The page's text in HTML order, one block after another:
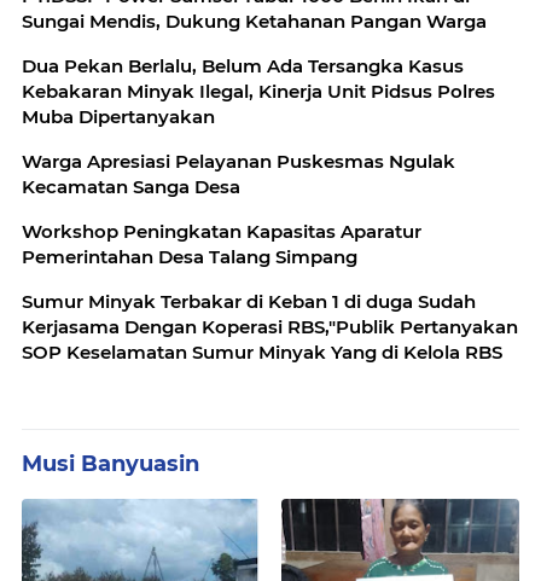
Sungai Mendis, Dukung Ketahanan Pangan Warga
Dua Pekan Berlalu, Belum Ada Tersangka Kasus
Kebakaran Minyak Ilegal, Kinerja Unit Pidsus Polres
Muba Dipertanyakan
Warga Apresiasi Pelayanan Puskesmas Ngulak
Kecamatan Sanga Desa
Workshop Peningkatan Kapasitas Aparatur
Pemerintahan Desa Talang Simpang
Sumur Minyak Terbakar di Keban 1 di duga Sudah
Kerjasama Dengan Koperasi RBS,"Publik Pertanyakan
SOP Keselamatan Sumur Minyak Yang di Kelola RBS
Musi Banyuasin